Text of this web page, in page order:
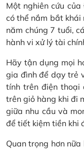
Một nghiên cứu
có thể nắm bắt
năm chúng 7 tuổi,
hành vi xử lý tài
Hãy tận dụng mọi
gia đình để dạy trẻ
tính trên điện thoại
trên giỏ hàng khi đi
giữa nhu cầu và
để tiết kiệm tiền khi
Quan trọng hơn